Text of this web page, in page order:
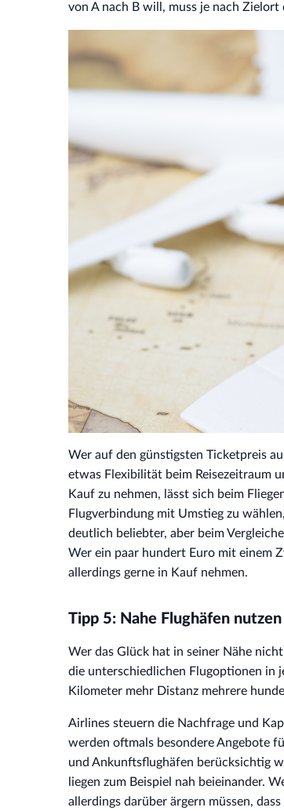
von A nach B will, muss je nach Zielort
Wer auf den günstigsten Ticketpreis
etwas Flexibilität beim Reisezeitraum
Kauf zu nehmen, lässt sich beim
Flugverbindung mit Umstieg zu
deutlich beliebter, aber beim
Wer ein paar hundert Euro mit einem
allerdings gerne in Kauf nehmen.
Tipp 5: Nahe Flughäfen nutzen
Wer das Glück hat in seiner Nähe
die unterschiedlichen Flugoptionen in
Kilometer mehr Distanz mehrere
Airlines steuern die Nachfrage und
werden oftmals besondere Angebote
und Ankunftsflughäfen berücksichtig
liegen zum Beispiel nah beieinander.
allerdings darüber ärgern müssen,